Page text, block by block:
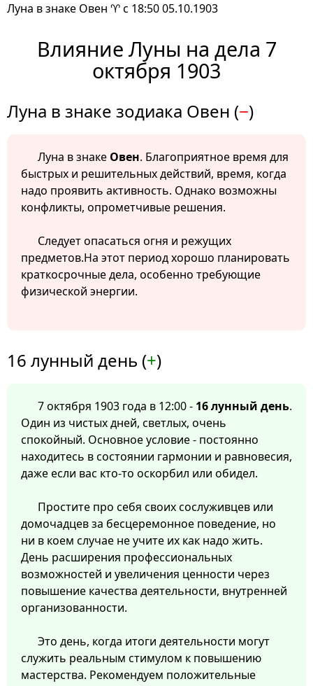
Луна в знаке Овен ♈ с 18:50 05.10.1903
Влияние Луны на дела 7
октября 1903
Луна в знаке зодиака Овен (−)
Луна в знаке Овен. Благоприятное время для
быстрых и решительных действий, время, когда
надо проявить активность. Однако возможны
конфликты, опрометчивые решения.
Следует опасаться огня и режущих
предметов.На этот период хорошо планировать
краткосрочные дела, особенно требующие
физической энергии.
16 лунный день (+)
7 октября 1903 года в 12:00 - 16 лунный день.
Один из чистых дней, светлых, очень
спокойный. Основное условие - постоянно
находитесь в состоянии гармонии и равновесия,
даже если вас кто-то оскорбил или обидел.
Простите про себя своих сослуживцев или
домочадцев за бесцеремонное поведение, но
ни в коем случае не учите их как надо жить.
День расширения профессиональных
возможностей и увеличения ценности через
повышение качества деятельности, внутренней
организованности.
Это день, когда итоги деятельности могут
служить реальным стимулом к повышению
мастерства. Рекомендуем положительные